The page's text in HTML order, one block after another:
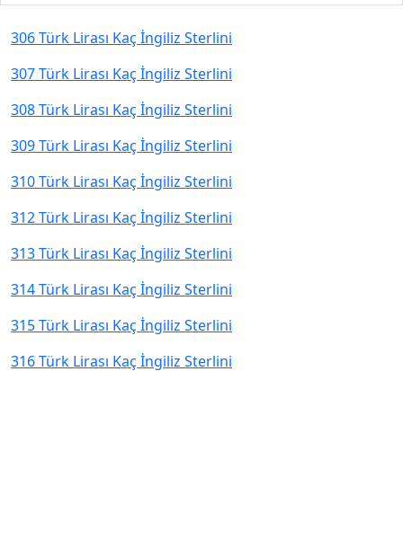
306 Türk Lirası Kaç İngiliz Sterlini
307 Türk Lirası Kaç İngiliz Sterlini
308 Türk Lirası Kaç İngiliz Sterlini
309 Türk Lirası Kaç İngiliz Sterlini
310 Türk Lirası Kaç İngiliz Sterlini
312 Türk Lirası Kaç İngiliz Sterlini
313 Türk Lirası Kaç İngiliz Sterlini
314 Türk Lirası Kaç İngiliz Sterlini
315 Türk Lirası Kaç İngiliz Sterlini
316 Türk Lirası Kaç İngiliz Sterlini